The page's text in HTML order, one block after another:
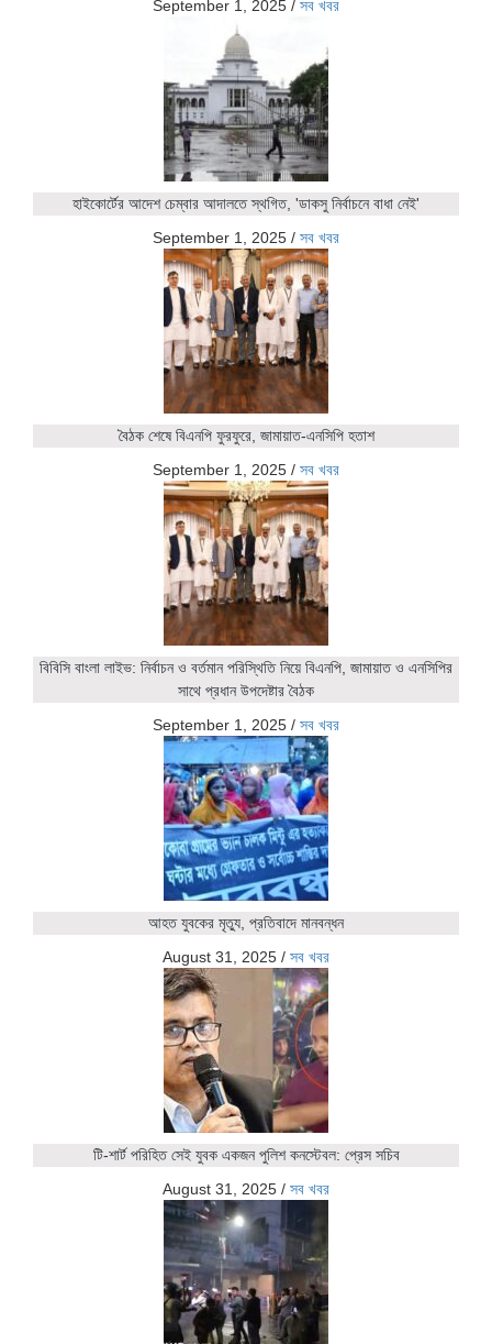
September 1, 2025 / সব খবর
হাইকোর্টের আদেশ চেম্বার আদালতে স্থগিত, 'ডাকসু নির্বাচনে বাধা নেই'
September 1, 2025 / সব খবর
বৈঠক শেষে বিএনপি ফুরফুরে, জামায়াত-এনসিপি হতাশ
September 1, 2025 / সব খবর
বিবিসি বাংলা লাইভ: নির্বাচন ও বর্তমান পরিস্থিতি নিয়ে বিএনপি, জামায়াত ও এনসিপির
সাথে প্রধান উপদেষ্টার বৈঠক
September 1, 2025 / সব খবর
আহত যুবকের মৃত্যু, প্রতিবাদে মানবন্ধন
August 31, 2025 / সব খবর
টি-শার্ট পরিহিত সেই যুবক একজন পুলিশ কনস্টেবল: প্রেস সচিব
August 31, 2025 / সব খবর